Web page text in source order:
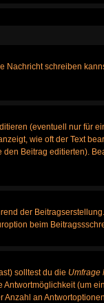
schreiben
(eventuell nur für
wie oft der Text
Beitrag editierten).
der
beim
solltest du die Umfrage
(um
an